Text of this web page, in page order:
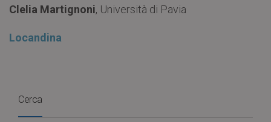
Clelia Martignoni, Università di Pavia
Locandina
Cerca